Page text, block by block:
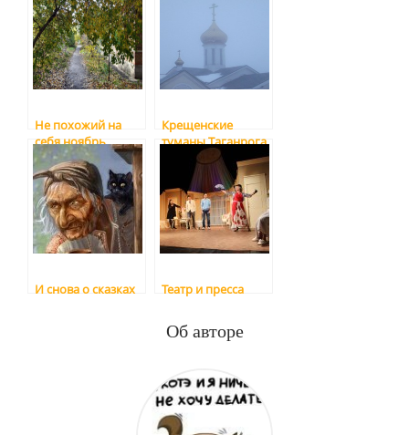
Не похожий на
себя ноябрь
Крещенские
туманы Таганрога
И снова о сказках Театр и пресса
Об авторе